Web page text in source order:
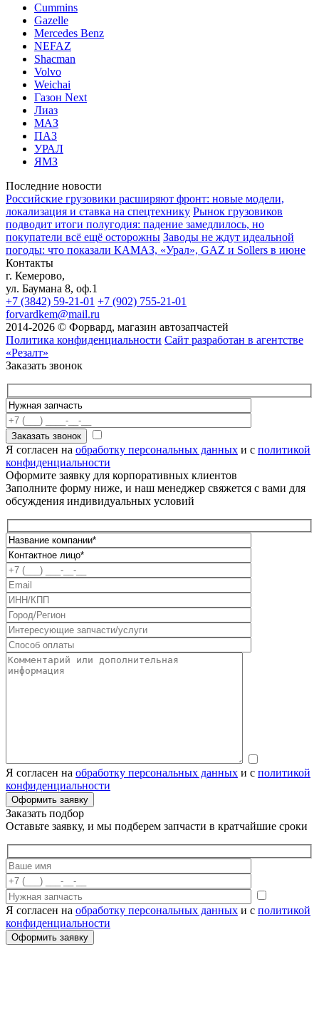
Cummins
Gazelle
Mercedes Benz
NEFAZ
Shacman
Volvo
Weichai
Газон Next
Лиаз
МАЗ
ПАЗ
УРАЛ
ЯМЗ
Последние новости
Российские грузовики расширяют фронт: новые модели,
локализация и ставка на спецтехнику Рынок грузовиков
подводит итоги полугодия: падение замедлилось, но
покупатели всё ещё осторожны Заводы не ждут идеальной
погоды: что показали КАМАЗ, «Урал», GAZ и Sollers в июне
Контакты
г. Кемерово,
ул. Баумана 8, оф.1
+7 (3842) 59-21-01 +7 (902) 755-21-01
forvardkem@mail.ru
2014-2026 © Форвард, магазин автозапчастей
Политика конфиденциальности Сайт разработан в агентстве
«Резалт»
Заказать звонок
Я согласен на обработку персональных данных и с политикой
конфиденциальности
Оформите заявку для корпоративных клиентов
Заполните форму ниже, и наш менеджер свяжется с вами для
обсуждения индивидуальных условий
Я согласен на обработку персональных данных и с политикой
конфиденциальности
Заказать подбор
Оставьте заявку, и мы подберем запчасти в кратчайшие сроки
Я согласен на обработку персональных данных и с политикой
конфиденциальности